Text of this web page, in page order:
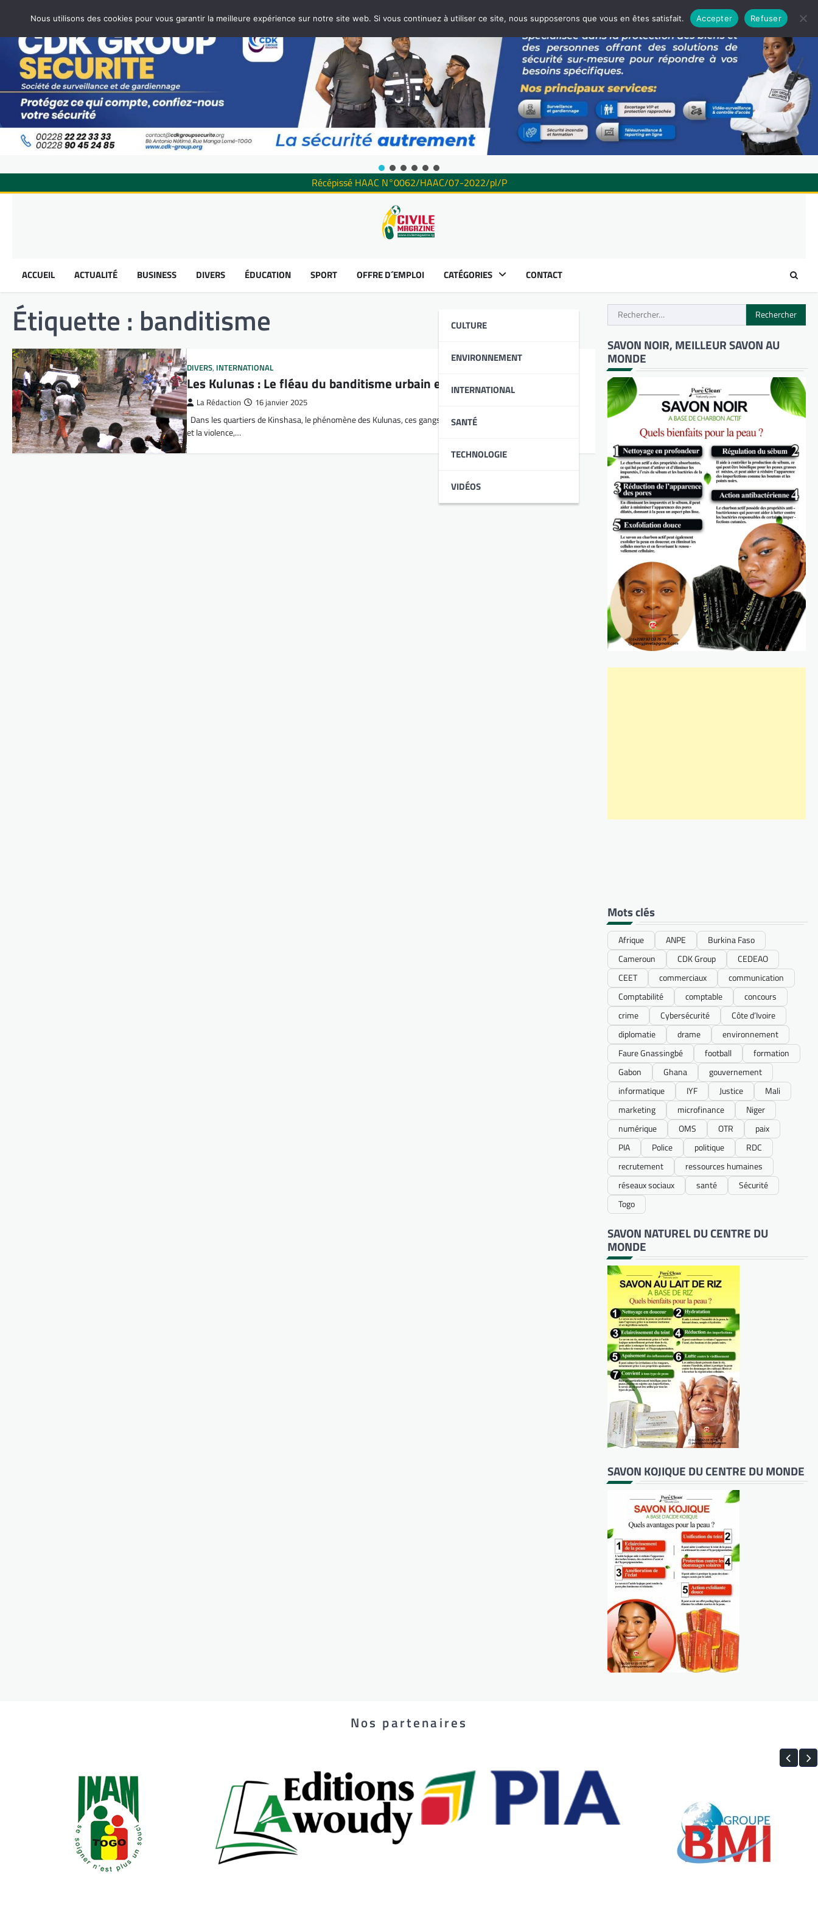
Récépissé HAAC N°0062/HAAC/07-2022/pl/P
ACCUEIL ACTUALITÉ BUSINESS DIVERS ÉDUCATION SPORT OFFRE D´EMPLOI CATÉGORIES
CULTURE
ENVIRONNEMENT
INTERNATIONAL
SANTÉ
TECHNOLOGIE
VIDÉOS
CONTACT
Étiquette : banditisme
DIVERS, INTERNATIONAL
Les Kulunas : Le fléau du banditisme urbain en RDC
La Rédaction 16 janvier 2025
Dans les quartiers de Kinshasa, le phénomène des Kulunas, ces gangs urbains qui incarnent la criminalité
et la violence,…
Rechercher :
SAVON NOIR, MEILLEUR SAVON AU
MONDE
Mots clés
Afrique ANPE
Burkina Faso
Cameroun
CDK Group
CEDEAO
CEET
commerciaux
communication
Comptabilité
comptable
concours
crime
Cybersécurité
Côte d’Ivoire
diplomatie
drame
environnement
Faure Gnassingbé
football
formation
Gabon
Ghana
gouvernement
informatique
IYF Justice
Mali
marketing
microfinance
Niger
numérique
OMS OTR
paix
PIA
Police politique
RDC
recrutement
ressources humaines
réseaux sociaux
santé
Sécurité
Togo
SAVON NATUREL DU CENTRE DU
MONDE
SAVON KOJIQUE DU CENTRE DU MONDE
Nos partenaires
Nous utilisons des cookies pour vous garantir la meilleure expérience sur notre site web. Si vous continuez à utiliser ce site, nous supposerons que vous en êtes satisfait. Accepter Refuser